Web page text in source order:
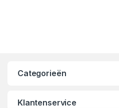
Categorieën
Klantenservice